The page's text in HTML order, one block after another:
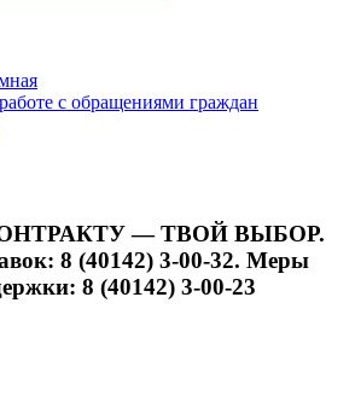
с обращениями граждан
— ТВОЙ ВЫБОР.
8 (40142) 3-00-32. Меры
8 (40142) 3-00-23